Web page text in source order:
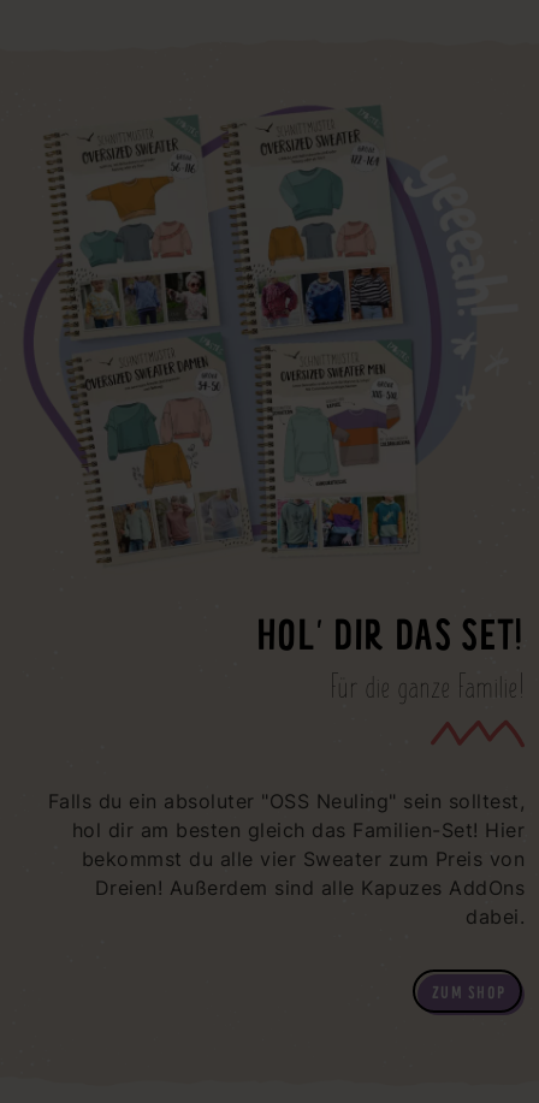
HOL' DIR DAS SET!
Für die ganze Familie!
Falls du ein absoluter "OSS Neuling" sein solltest,
hol dir am besten gleich das Familien-Set! Hier
bekommst du alle vier Sweater zum Preis von
Dreien! Außerdem sind alle Kapuzes AddOns
dabei.
ZUM SHOP